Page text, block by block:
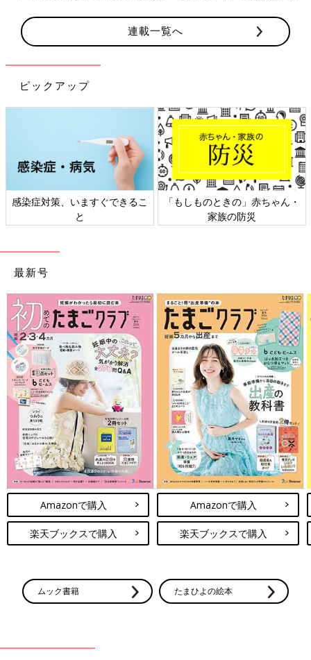
連載一覧へ
ピックアップ
感染症対策、いますぐできるこ
と
「もしものときの」赤ちゃん・
家族の防災
最新号
Amazonで購入
楽天ブックスで購入
Amazonで購入
楽天ブックスで購入
ムック書籍 たまひよの絵本